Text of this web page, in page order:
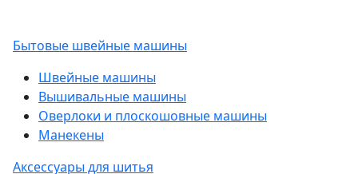
Бытовые швейные машины
Швейные машины
Вышивальные машины
Оверлоки и плоскошовные машины
Манекены
Аксессуары для шитья